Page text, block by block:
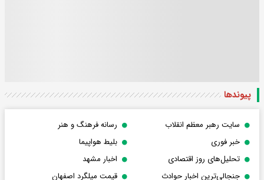
پیوندها
سایت رهبر معظم انقلاب
رسانه فرهنگ و هنر
خبر فوری
بلیط هواپیما
تحلیل‌های روز اقتصادی
اخبار مشهد
جنجالی‌ترین اخبار حوادث
قیمت میلگرد اصفهان